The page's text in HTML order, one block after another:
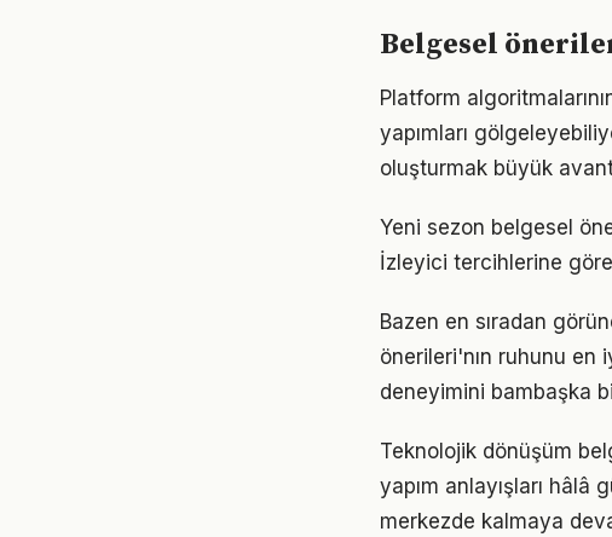
Belgesel
Platform
yapımları
oluşturmak büyük
Yeni sezon belgesel
İzleyici tercihlerine
Bazen en sıradan
önerileri'nın ruhunu en
deneyimini bambaşka
Teknolojik dönüşüm
yapım anlayışları hâlâ
merkezde kalmaya